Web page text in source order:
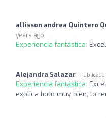
allisson andrea Quintero
years ago
Experiencia fantástica:
Alejandra Salazar Publicada
Experiencia fantástica:
explica todo muy bien, lo